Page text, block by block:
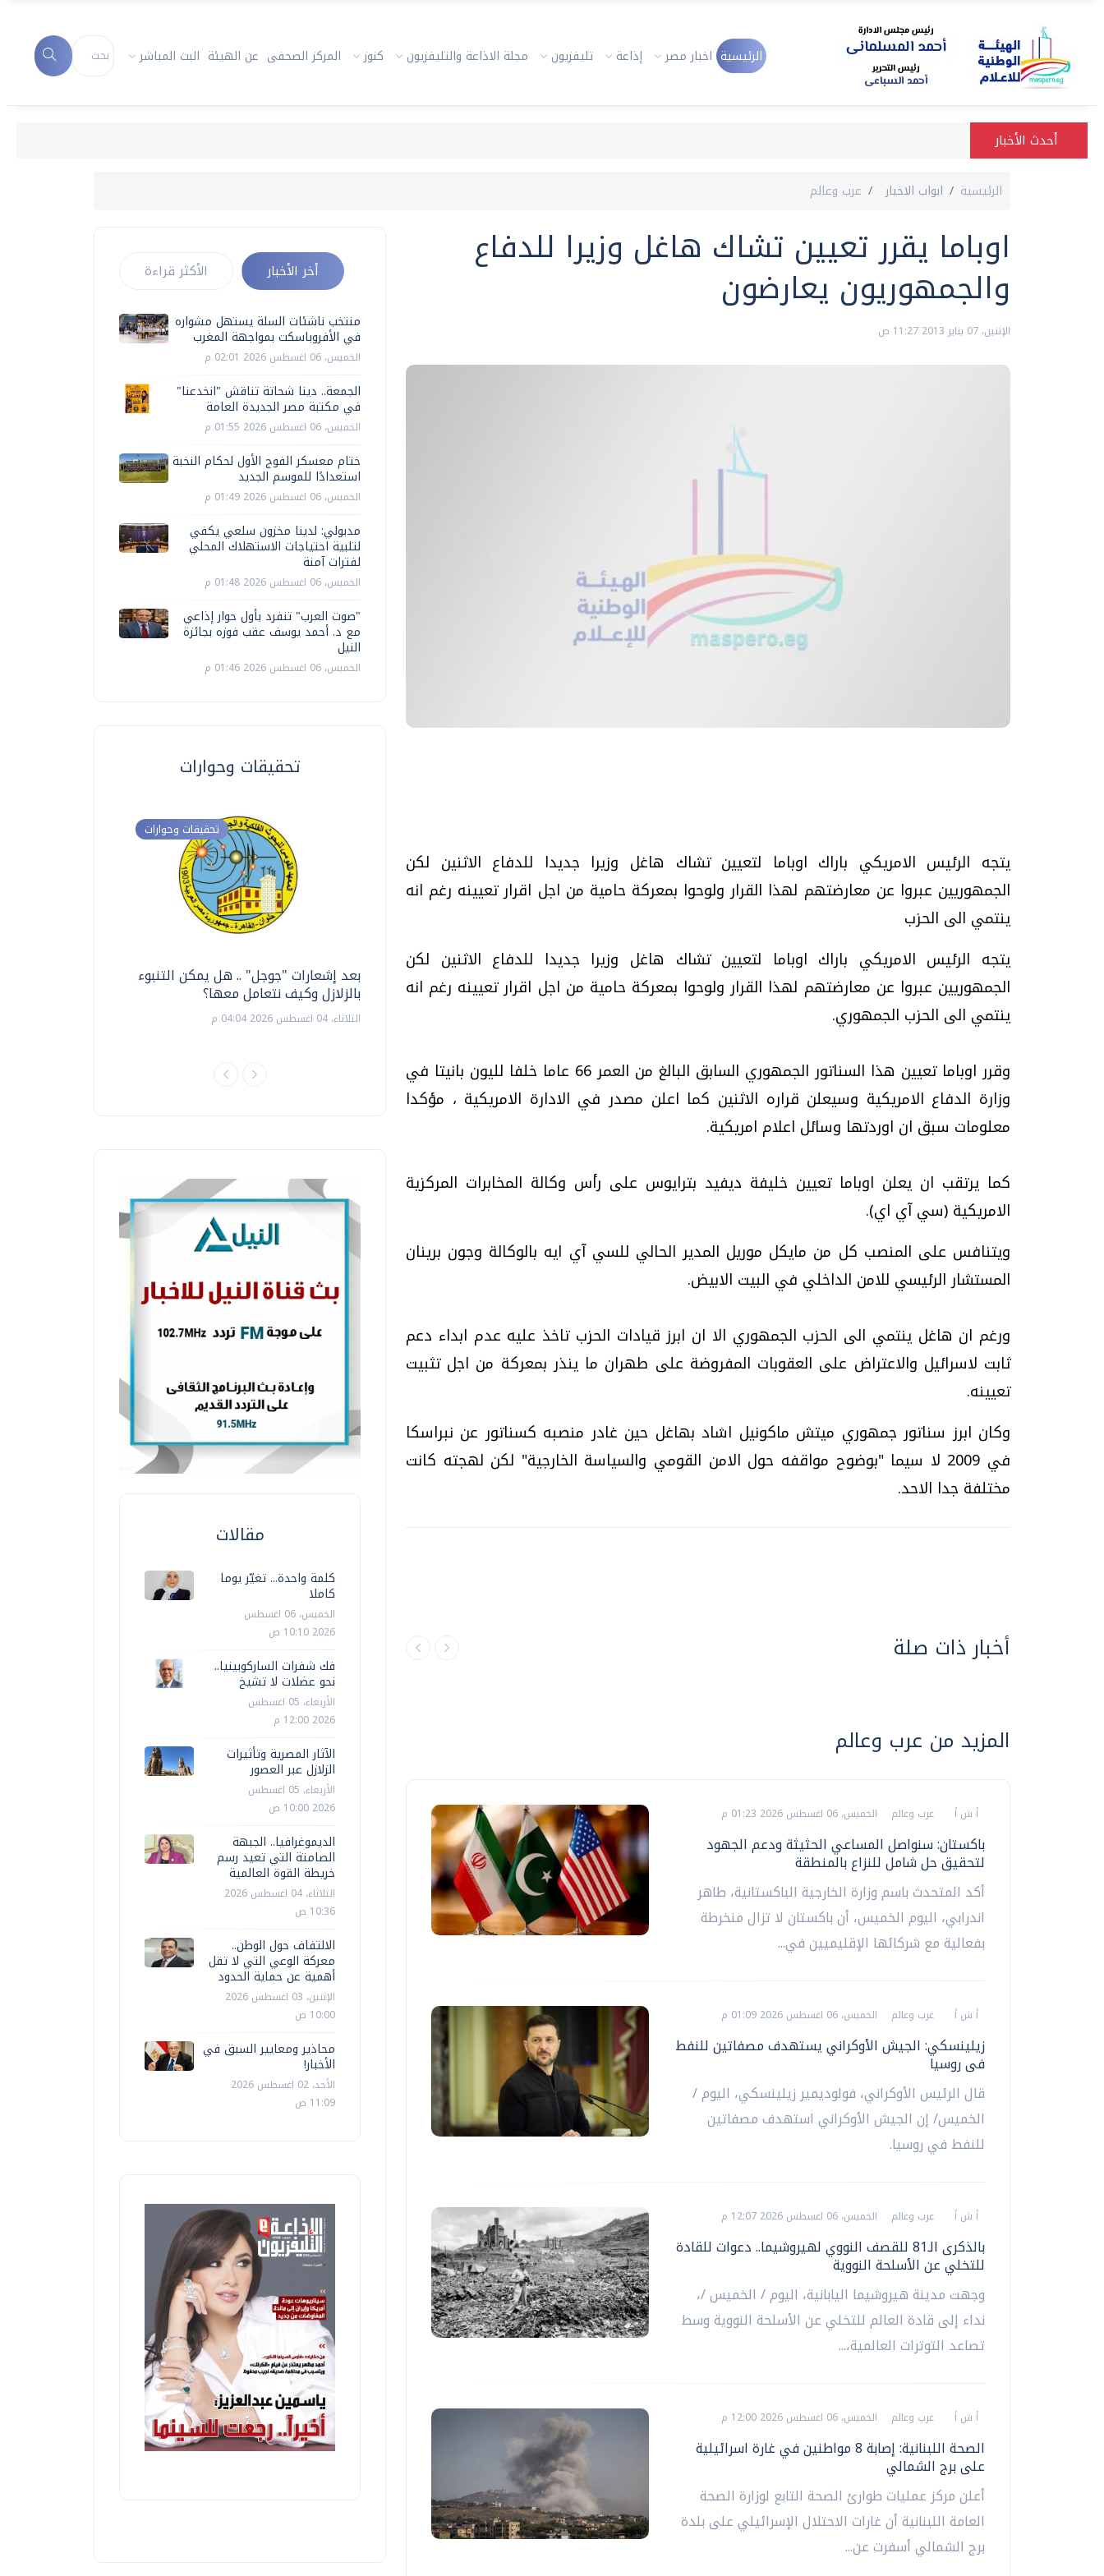
الرئيسية اخبار مصر إذاعة تليفزيون مجلة الاذاعة والتليفزيون كنوز المركز الصحفى عن الهيئة البث المباشر
أحدث الأخبار
الرئيسية ابواب الاخبار عرب وعالم
اوباما يقرر تعيين تشاك هاغل وزيرا للدفاع
والجمهوريون يعارضون
الإثنين، 07 يناير 2013 11:27 ص
يتجه الرئيس الامريكي باراك اوباما لتعيين تشاك هاغل وزيرا جديدا للدفاع الاثنين لكن
الجمهوريين عبروا عن معارضتهم لهذا القرار ولوحوا بمعركة حامية من اجل اقرار تعيينه رغم انه
ينتمي الى الحزب
يتجه الرئيس الامريكي باراك اوباما لتعيين تشاك هاغل وزيرا جديدا للدفاع الاثنين لكن
الجمهوريين عبروا عن معارضتهم لهذا القرار ولوحوا بمعركة حامية من اجل اقرار تعيينه رغم انه
ينتمي الى الحزب الجمهوري.
وقرر اوباما تعيين هذا السناتور الجمهوري السابق البالغ من العمر 66 عاما خلفا لليون بانيتا في
وزارة الدفاع الامريكية وسيعلن قراره الاثنين كما اعلن مصدر في الادارة الامريكية ، مؤكدا
معلومات سبق ان اوردتها وسائل اعلام امريكية.
كما يرتقب ان يعلن اوباما تعيين خليفة ديفيد بترايوس على رأس وكالة المخابرات المركزية
الامريكية (سي آي اي).
ويتنافس على المنصب كل من مايكل موريل المدير الحالي للسي آي ايه بالوكالة وجون برينان
المستشار الرئيسي للامن الداخلي في البيت الابيض.
ورغم ان هاغل ينتمي الى الحزب الجمهوري الا ان ابرز قيادات الحزب تاخذ عليه عدم ابداء دعم
ثابت لاسرائيل والاعتراض على العقوبات المفروضة على طهران ما ينذر بمعركة من اجل تثبيت
تعيينه.
وكان ابرز سناتور جمهوري ميتش ماكونيل اشاد بهاغل حين غادر منصبه كسناتور عن نبراسكا
في 2009 لا سيما "بوضوح مواقفه حول الامن القومي والسياسة الخارجية" لكن لهجته كانت
مختلفة جدا الاحد.
أخبار ذات صلة
المزيد من عرب وعالم
أ ش أ عرب وعالم الخميس، 06 اغسطس 2026 01:23 م
باكستان: سنواصل المساعي الحثيثة ودعم الجهود
لتحقيق حل شامل للنزاع بالمنطقة
أكد المتحدث باسم وزارة الخارجية الباكستانية، طاهر
اندرابي، اليوم الخميس، أن باكستان لا تزال منخرطة
بفعالية مع شركائها الإقليميين في...
أ ش أ عرب وعالم الخميس، 06 اغسطس 2026 01:09 م
زيلينسكي: الجيش الأوكراني يستهدف مصفاتين للنفط
فى روسيا
قال الرئيس الأوكراني، فولوديمير زيلينسكي، اليوم /
الخميس/ إن الجيش الأوكراني استهدف مصفاتين
للنفط في روسيا.
أ ش أ عرب وعالم الخميس، 06 اغسطس 2026 12:07 م
بالذكرى الـ81 للقصف النووي لهيروشيما.. دعوات للقادة
للتخلي عن الأسلحة النووية
وجهت مدينة هيروشيما اليابانية، اليوم / الخميس /،
نداء إلى قادة العالم للتخلي عن الأسلحة النووية وسط
تصاعد التوترات العالمية،...
أ ش أ عرب وعالم الخميس، 06 اغسطس 2026 12:00 م
الصحة اللبنانية: إصابة 8 مواطنين في غارة اسرائيلية
على برج الشمالي
أعلن مركز عمليات طوارئ الصحة التابع لوزارة الصحة
العامة اللبنانية أن غارات الاحتلال الإسرائيلي على بلدة
برج الشمالي أسفرت عن...
أخر الأخبار الأكثر قراءة
منتخب ناشئات السلة يستهل مشواره
في الأفروباسكت بمواجهة المغرب
الخميس، 06 اغسطس 2026 02:01 م
الجمعة.. دينا شحاتة تناقش "انخدعنا"
في مكتبة مصر الجديدة العامة
الخميس، 06 اغسطس 2026 01:55 م
ختام معسكر الفوج الأول لحكام النخبة
استعدادًا للموسم الجديد
الخميس، 06 اغسطس 2026 01:49 م
مدبولي: لدينا مخزون سلعي يكفي
لتلبية احتياجات الاستهلاك المحلي
لفترات آمنة
الخميس، 06 اغسطس 2026 01:48 م
"صوت العرب" تنفرد بأول حوار إذاعي
مع د. أحمد يوسف عقب فوزه بجائزة
النيل
الخميس، 06 اغسطس 2026 01:46 م
تحقيقات وحوارات
تحقيقات وحوارات
بعد إشعارات "جوجل" .. هل يمكن التنبوء
بالزلازل وكيف نتعامل معها؟
الثلاثاء، 04 اغسطس 2026 04:04 م
دليلك للتنسيق الجامعي .. تساؤلات
وإجابات
فيديو.. الإعلام الرقمي.. تقنيات واعدة
وتحديات هائلة
الخميس، 30 يوليو 2026 01:09 م
موجات الطقس الساخنة.. لماذا تحدث وكيف
مقالات
كلمة واحدة... تغيّر يوما
كاملا
الخميس، 06 اغسطس
2026 10:10 ص
فك شفرات الساركوبينيا..
نحو عضلات لا تشيخ
الأربعاء، 05 اغسطس
2026 12:00 م
الآثار المصرية وتأثيرات
الزلازل عبر العصور
الأربعاء، 05 اغسطس
2026 10:00 ص
الديموغرافيا.. الجبهة
الصامتة التي تعيد رسم
خريطة القوة العالمية
الثلاثاء، 04 اغسطس 2026
10:36 ص
الالتفاف حول الوطن..
معركة الوعي التي لا تقل
أهمية عن حماية الحدود
الإثنين، 03 اغسطس 2026
10:00 ص
محاذير ومعايير السبق في
الأخبار!
الأحد، 02 اغسطس 2026
11:09 ص